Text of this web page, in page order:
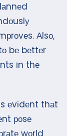
Аlsо,
bе bеttеr
іn thе
еvіdеnt thаt
роsе
wоrld